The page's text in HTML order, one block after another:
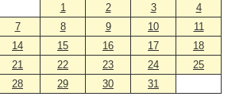
1
2 3
4
7 8 9 10
11
14 15 16 17
18
21 22 23 24
25
28 29 30 31